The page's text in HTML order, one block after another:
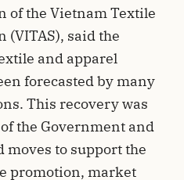
of the Vietnam Textile
(VITAS), said the
and apparel
forecasted by many
This recovery was
the Government and
moves to support the
promotion, market